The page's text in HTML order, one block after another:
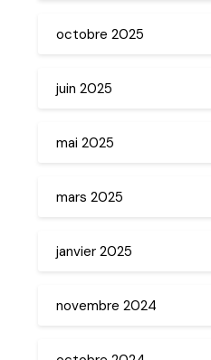
octobre 2025
juin 2025
mai 2025
mars 2025
janvier 2025
novembre 2024